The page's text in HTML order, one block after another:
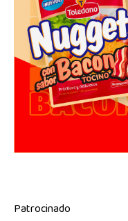
Patrocinado